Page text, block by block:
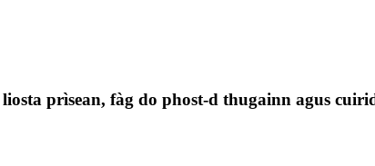
prìsean, fàg do phost-d thugainn agus